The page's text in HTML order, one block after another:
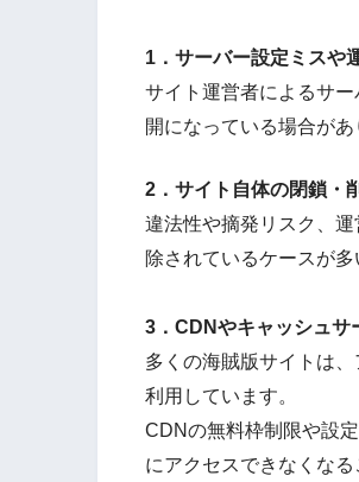
1．サーバー設定ミスや
サイト運営者によるサ
開になっている場合があ
2．サイト自体の閉鎖・
違法性や摘発リスク、
除されているケースが多
3．CDNやキャッシュサ
多くの海賊版サイトは
利用しています。
CDNの無料枠制限や設
にアクセスできなくなる